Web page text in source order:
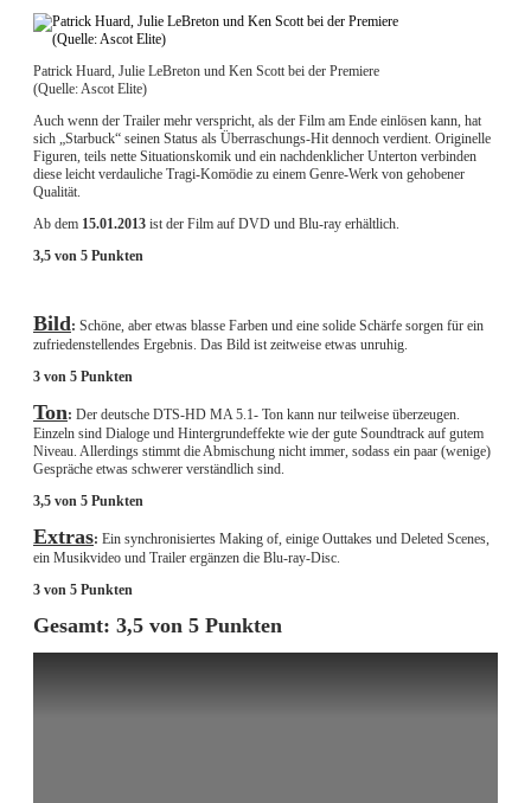
Patrick Huard, Julie LeBreton und Ken Scott bei der Premiere
(Quelle: Ascot Elite)
Auch wenn der Trailer mehr verspricht, als der Film am Ende einlösen kann, hat
sich „Starbuck“ seinen Status als Überraschungs-Hit dennoch verdient. Originelle
Figuren, teils nette Situationskomik und ein nachdenklicher Unterton verbinden
diese leicht verdauliche Tragi-Komödie zu einem Genre-Werk von gehobener
Qualität.
Ab dem 15.01.2013 ist der Film auf DVD und Blu-ray erhältlich.
3,5 von 5 Punkten
Bild: Schöne, aber etwas blasse Farben und eine solide Schärfe sorgen für ein
zufriedenstellendes Ergebnis. Das Bild ist zeitweise etwas unruhig.
3 von 5 Punkten
Ton: Der deutsche DTS-HD MA 5.1- Ton kann nur teilweise überzeugen.
Einzeln sind Dialoge und Hintergrundeffekte wie der gute Soundtrack auf gutem
Niveau. Allerdings stimmt die Abmischung nicht immer, sodass ein paar (wenige)
Gespräche etwas schwerer verständlich sind.
3,5 von 5 Punkten
Extras: Ein synchronisiertes Making of, einige Outtakes und Deleted Scenes,
ein Musikvideo und Trailer ergänzen die Blu-ray-Disc.
3 von 5 Punkten
Gesamt: 3,5 von 5 Punkten